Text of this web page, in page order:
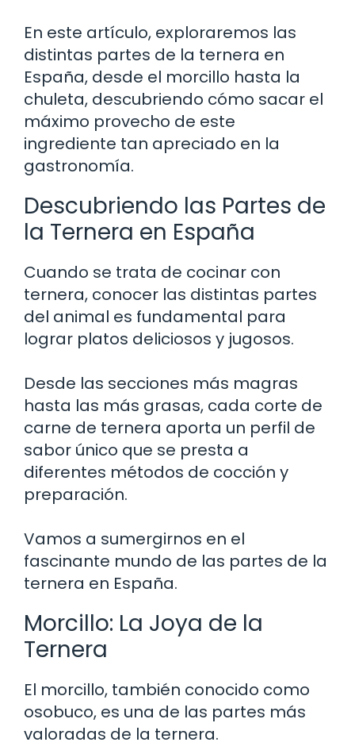
En este artículo, exploraremos las
distintas partes de la ternera en
España, desde el morcillo hasta la
chuleta, descubriendo cómo sacar el
máximo provecho de este
ingrediente tan apreciado en la
gastronomía.
Descubriendo las Partes de
la Ternera en España
Cuando se trata de cocinar con
ternera, conocer las distintas partes
del animal es fundamental para
lograr platos deliciosos y jugosos.
Desde las secciones más magras
hasta las más grasas, cada corte de
carne de ternera aporta un perfil de
sabor único que se presta a
diferentes métodos de cocción y
preparación.
Vamos a sumergirnos en el
fascinante mundo de las partes de la
ternera en España.
Morcillo: La Joya de la
Ternera
El morcillo, también conocido como
osobuco, es una de las partes más
valoradas de la ternera.